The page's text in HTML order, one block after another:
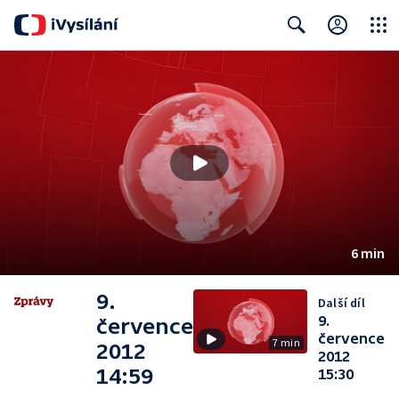
6 min
9.
července
2012
14:59
7 min
Další díl
9.
července
2012
15:30